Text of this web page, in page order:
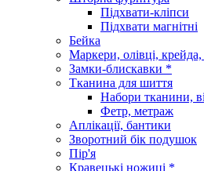
Підхвати-кліпси
Підхвати магнітні
Бейка
Маркери, олівці, крейда,
Замки-блискавки *
Тканина для шиття
Набори тканини,
Фетр, метраж
Аплікації, бантики
Зворотний бік подушок
Пір'я
Кравецькі ножиці *